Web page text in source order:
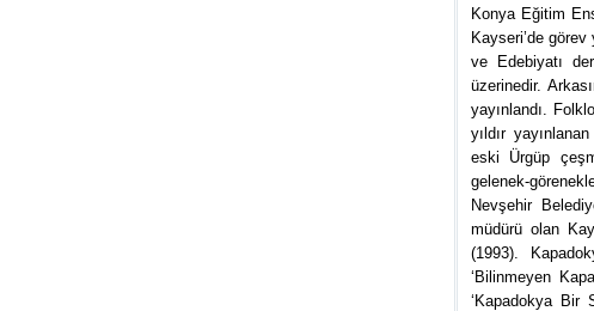
Konya Eğitim
Kayseri’de
ve Edebiyatı
üzerinedir.
yayınlandı.
yıldır
eski Ürgüp
gelenek-
Nevşehir
müdürü olan
(1993).
‘Bilinmeyen
‘Kapadokya Bir